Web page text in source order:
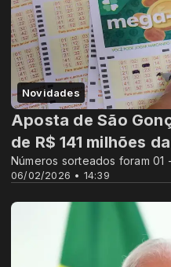
Novidades
06/02/2026 • 14:39
Aposta de São
de R$ 141 milhões
Números sorteados foram 01